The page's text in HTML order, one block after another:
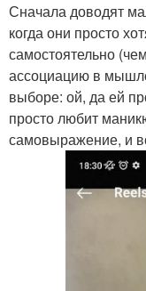
Сначала доводят
когда они просто
самостоятельно
ассоциацию в
выборе: ой, да ей
просто любит
самовыражение, и